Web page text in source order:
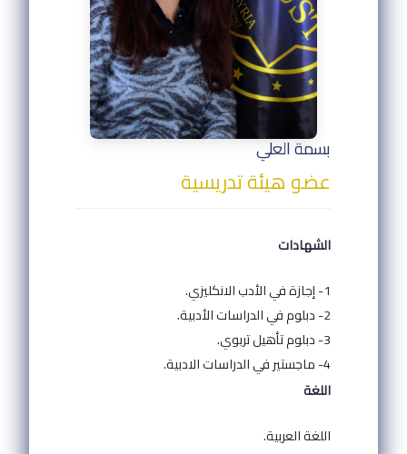
بسمة العلي
عضو هيئة تدريسية
الشهادات
1- إجازة في الأدب الانكليزي.
2- دبلوم في الدراسات الأدبية.
3- دبلوم تأهيل تربوي.
4- ماجستير في الدراسات الادبية.
اللغة
اللغة العربية.